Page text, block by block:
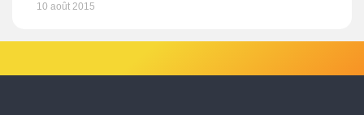
10 août 2015